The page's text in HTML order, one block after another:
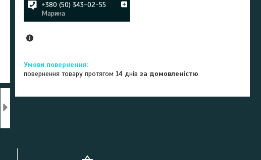
+380 (50) 343-02-55
Марина
повернення товару протягом 14 днівза домовленістю